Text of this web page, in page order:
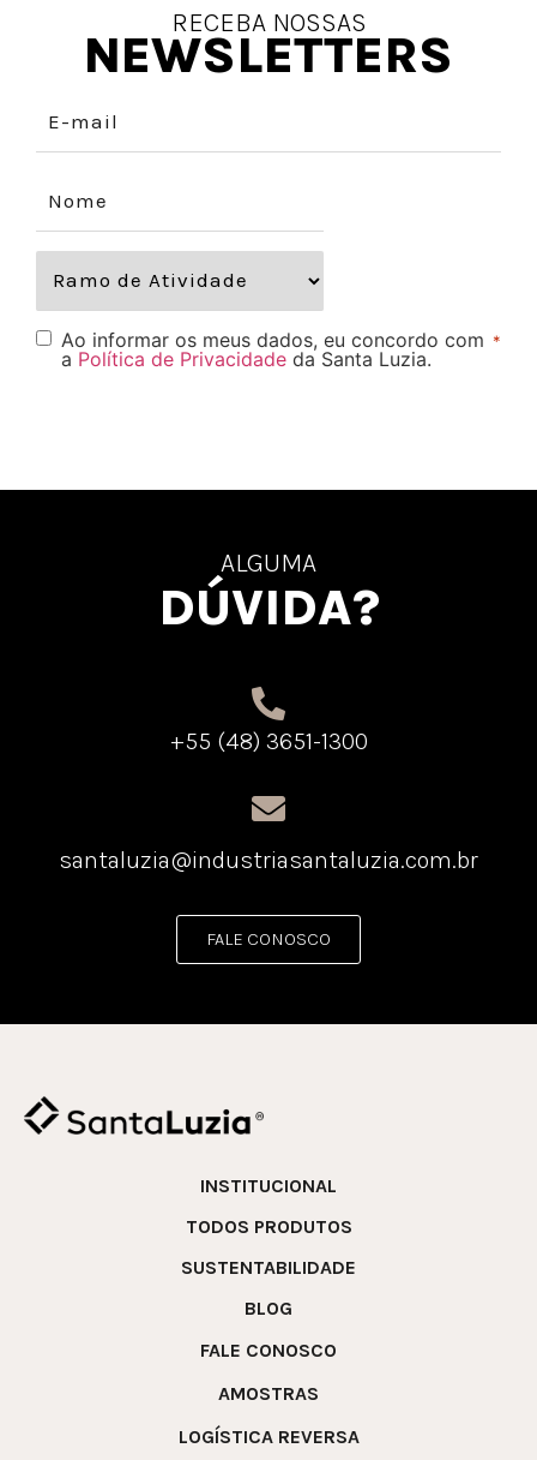
RECEBA NOSSAS
NEWSLETTERS
Ao informar os meus dados, eu concordo com
a Política de Privacidade da Santa Luzia.
*
ALGUMA
DÚVIDA?
+55 (48) 3651-1300
santaluzia@industriasantaluzia.com.br
FALE CONOSCO
INSTITUCIONAL
TODOS PRODUTOS
SUSTENTABILIDADE
BLOG
FALE CONOSCO
AMOSTRAS
LOGÍSTICA REVERSA